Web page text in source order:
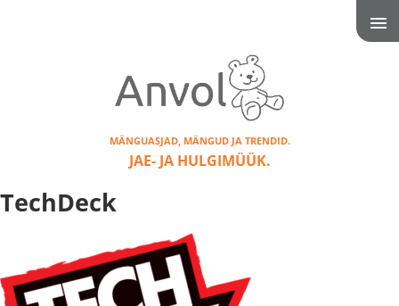
MÄNGUASJAD, MÄNGUD JA TRENDID.
JAE- JA HULGIMÜÜK.
TechDeck